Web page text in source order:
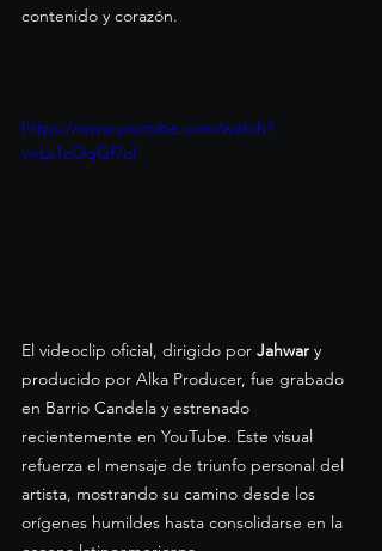
contenido y corazón.
https://www.youtube.com/watch?
v=Ls1cOqGf7oI
El videoclip oficial, dirigido por Jahwar y
producido por Alka Producer, fue grabado
en Barrio Candela y estrenado
recientemente en YouTube. Este visual
refuerza el mensaje de triunfo personal del
artista, mostrando su camino desde los
orígenes humildes hasta consolidarse en la